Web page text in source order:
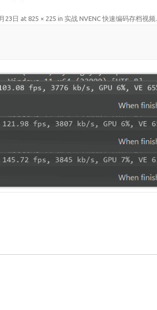
23日 at 825 × 225 in 实战 NVENC 快速编码存档视频.